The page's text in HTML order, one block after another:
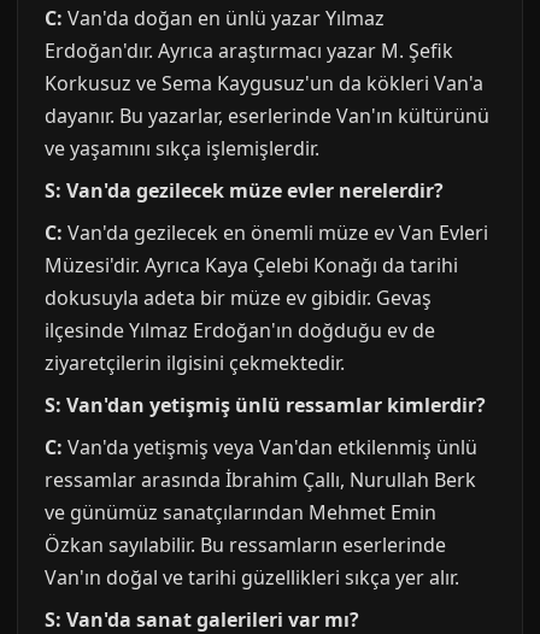
C: Van'da doğan en ünlü yazar Yılmaz
Erdoğan'dır. Ayrıca araştırmacı yazar M. Şefik
Korkusuz ve Sema Kaygusuz'un da kökleri Van'a
dayanır. Bu yazarlar, eserlerinde Van'ın kültürünü
ve yaşamını sıkça işlemişlerdir.
S: Van'da gezilecek müze evler nerelerdir?
C: Van'da gezilecek en önemli müze ev Van Evleri
Müzesi'dir. Ayrıca Kaya Çelebi Konağı da tarihi
dokusuyla adeta bir müze ev gibidir. Gevaş
ilçesinde Yılmaz Erdoğan'ın doğduğu ev de
ziyaretçilerin ilgisini çekmektedir.
S: Van'dan yetişmiş ünlü ressamlar kimlerdir?
C: Van'da yetişmiş veya Van'dan etkilenmiş ünlü
ressamlar arasında İbrahim Çallı, Nurullah Berk
ve günümüz sanatçılarından Mehmet Emin
Özkan sayılabilir. Bu ressamların eserlerinde
Van'ın doğal ve tarihi güzellikleri sıkça yer alır.
S: Van'da sanat galerileri var mı?